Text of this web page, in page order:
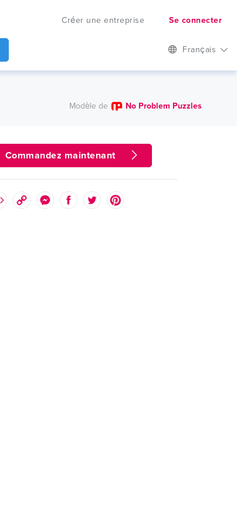
Créer une entreprise Se connecter
Français
Modèle de No Problem Puzzles
Commandez maintenant